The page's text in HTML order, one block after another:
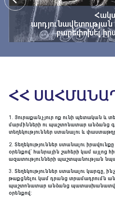
«Հակակոռուպցիոն
ստեղծելու, խորհրդի կազմը և
խորհրդի կազմում
կազմակերպությունների
հակակոռուպցիոն
քարտուղարության
վերապահվեց ՀՀ
նախարարության
քաղաքականության և
2017 թ․ ընդունված
հանձնաժողովի մասին»
կանխարգելման
թվականին։
բարեփոխել
ՀՀ
1. Յուրաքանչյուր ոք ունի պետական և
մարմինների ու պաշտոնատար անձանց
տեղեկություններ ստանալու և
2. Տեղեկություններ ստանալու
օրենքով` հանրային շահերի կամ այլոց
ազատությունների պաշտպանության
3. Տեղեկություններ ստանալու կարգը,
թաքցնելու կամ դրանց տրամադրումն
պաշտոնատար անձանց
օրենքով: